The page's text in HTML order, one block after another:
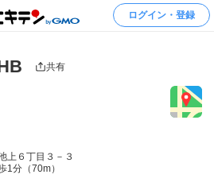
ログイン・登録
共有
上６丁目３－３
1分（70m）